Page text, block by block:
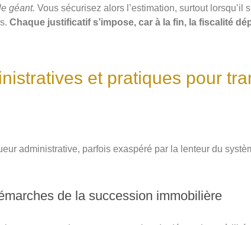
géant. Vous sécurisez alors l’estimation, surtout lorsqu’il
Chaque justificatif s’impose, car à la fin, la fiscalité
et pratiques pour
administrative, parfois exaspéré par la lenteur du
de la succession immobilière